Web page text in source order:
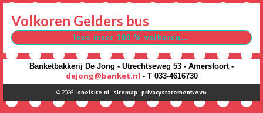
Volkoren Gelders bus
Banketbakkerij De Jong - Utrechtseweg 53 - Amersfoort -
dejong@banket.nl - T 033-4616730
© 2026 - snelsite.nl- sitemap -privacystatement/AVG